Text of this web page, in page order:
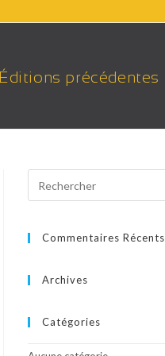
Éditions précédentes
Commentaires Récents
Archives
Catégories